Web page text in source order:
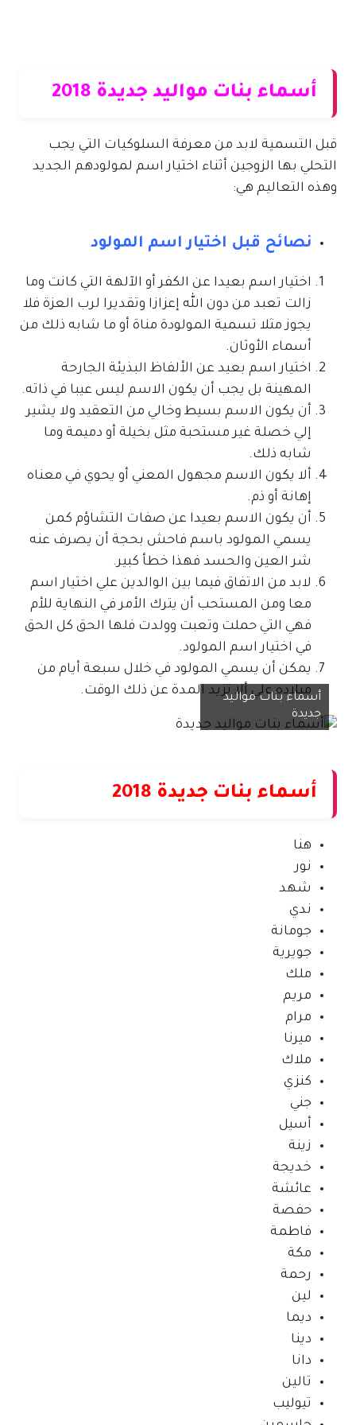
أسماء بنات مواليد جديدة 2018
قبل التسمية لابد من معرفة السلوكيات التي يجب
التحلي بها الزوجين أثناء اختيار اسم لمولودهم الجديد
وهذه التعاليم هي:
نصائح قبل اختيار اسم المولود
اختيار اسم بعيدا عن الكفر أو الآلهة التي كانت وما
زالت تعبد من دون الله إعزازا وتقديرا لرب العزة فلا
يجوز مثلا تسمية المولودة مناة أو ما شابه ذلك من
أسماء الأوثان.
اختيار اسم بعيد عن الألفاظ البذيئة الجارحة
المهينة بل يجب أن يكون الاسم ليس عيبا في ذاته.
أن يكون الاسم بسيط وخالي من التعقيد ولا يشير
إلي خصلة غير مستحبة مثل بخيلة أو دميمة وما
شابه ذلك.
ألا يكون الاسم مجهول المعني أو يحوي في معناه
إهانة أو ذم.
أن يكون الاسم بعيدا عن صفات التشاؤم كمن
يسمي المولود باسم فاحش بحجة أن يصرف عنه
شر العين والحسد فهذا خطأ كبير.
لابد من الاتفاق فيما بين الوالدين علي اختيار اسم
معا ومن المستحب أن يترك الأمر في النهاية للأم
فهي التي حملت وتعبت وولدت فلها الحق كل الحق
في اختيار اسم المولود.
يمكن أن يسمي المولود في خلال سبعة أيام من
ميلاده علي ألا تزيد المدة عن ذلك الوقت.
أسماء بنات مواليد
جديدة
أسماء بنات جديدة 2018
هنا
نور
شهد
ندي
جومانة
جويرية
ملك
مريم
مرام
ميرنا
ملاك
كنزي
جني
أسيل
زينة
خديجة
عائشة
حفصة
فاطمة
مكة
رحمة
لين
ديما
دينا
دانا
تالين
تيوليب